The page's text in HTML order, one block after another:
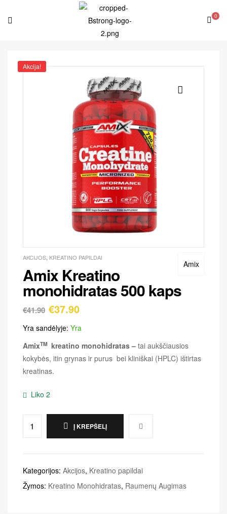
0
Akcija!
Amix
AKCIJOS KREATINO PAPILDAI
Amix Kreatino
monohidratas 500 kaps
€41.90 €37.90
Yra sandėlyje: Yra
AmixTM kreatino monohidratas – tai aukščiausios
kokybės, itin grynas ir purus bei kliniškai (HPLC) ištirtas
kreatinas.
Liko 2
Į KREPŠELĮ
Kategorijos: Akcijos, Kreatino papildai
Žymos: Kreatino Monohidratas, Raumenų Augimas